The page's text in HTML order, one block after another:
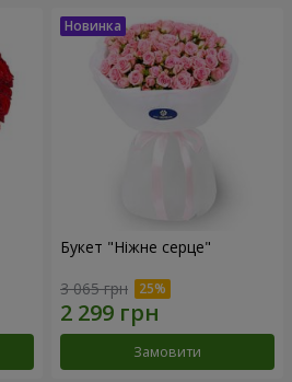
Букет "Ніжне серце"
3 065 грн
Замовити